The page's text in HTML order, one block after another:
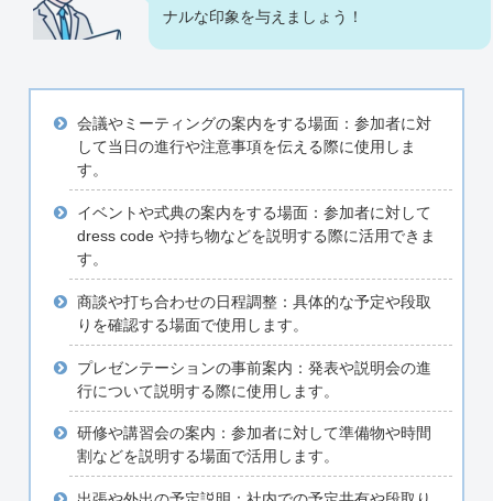
ナルな印象を与えましょう！
会議やミーティングの案内をする場面：参加者に対
して当日の進行や注意事項を伝える際に使用しま
す。
イベントや式典の案内をする場面：参加者に対して
dress code や持ち物などを説明する際に活用できま
す。
商談や打ち合わせの日程調整：具体的な予定や段取
りを確認する場面で使用します。
プレゼンテーションの事前案内：発表や説明会の進
行について説明する際に使用します。
研修や講習会の案内：参加者に対して準備物や時間
割などを説明する場面で活用します。